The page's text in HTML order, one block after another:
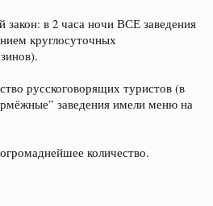
закон: в 2 часа ночи ВСЕ заведения
круглосуточных
русскоговорящих туристов (в
заведения имели меню на
количество.